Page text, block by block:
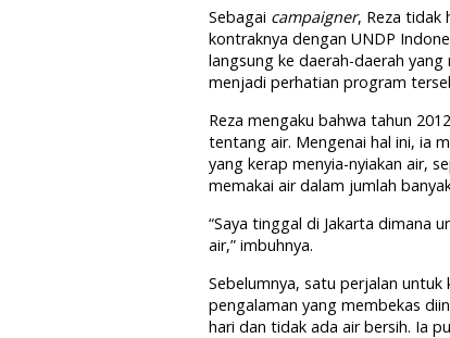
Sebagai campaigner, Reza tidak
kontraknya dengan UNDP
langsung ke daerah-daerah
menjadi perhatian program
Reza mengaku bahwa tahun
tentang air. Mengenai hal ini, ia
yang kerap menyia-nyiakan air,
memakai air dalam jumlah
“Saya tinggal di Jakarta dimana
air,” imbuhnya.
Sebelumnya, satu perjalan
pengalaman yang membekas
hari dan tidak ada air bersih. Ia